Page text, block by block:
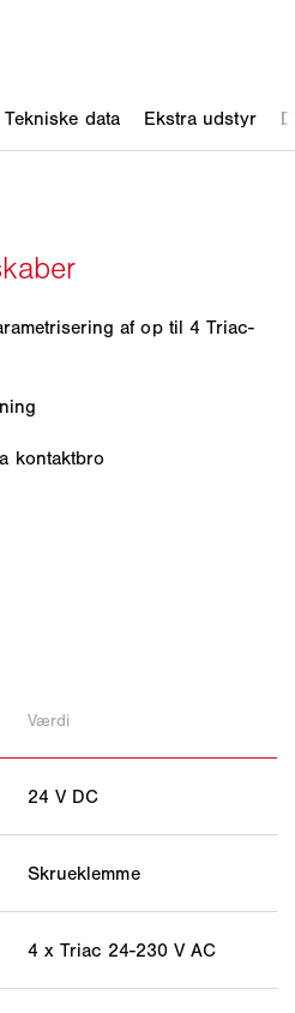
af op til 4 Triac-
kontaktbro
Værdi
24 V DC
Skrueklemme
4 x Triac 24-230 V AC